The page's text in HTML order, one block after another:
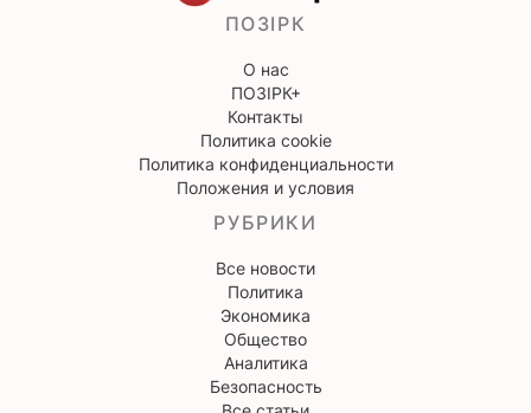
ПОЗІРК
О нас
ПОЗІРК+
Контакты
Политика cookie
Политика конфиденциальности
Положения и условия
РУБРИКИ
Все новости
Политика
Экономика
Общество
Аналитика
Безопасность